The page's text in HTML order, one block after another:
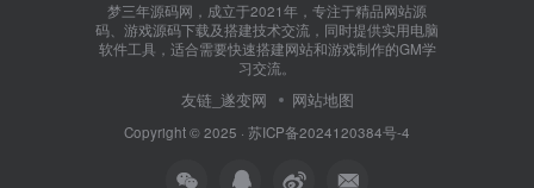
梦三年源码网，成立于2021年，专注于精品网站源
码、游戏源码下载及搭建技术交流，同时提供实用电脑
软件工具，适合需要快速搭建网站和游戏制作的GM学
习交流。
友链_遂变网 网站地图
Copyright © 2025 · 苏ICP备2024120384号-4